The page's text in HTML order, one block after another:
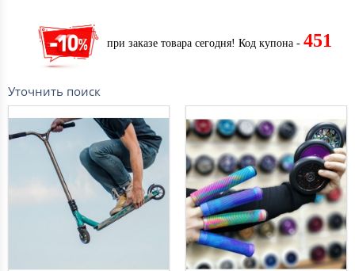
при заказе товара сегодня! Код купона - 451
Уточнить поиск